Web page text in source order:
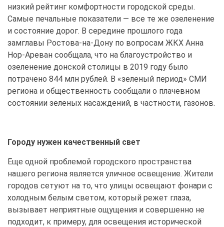
низкий рейтинг комфортности городской среды.
Самые печальные показатели — все те же озеленение
и состояние дорог. В середине прошлого года
замглавы Ростова-на-Дону по вопросам ЖКХ Анна
Нор-Ареван сообщала, что на благоустройство и
озеленение донской столицы в 2019 году было
потрачено 844 млн рублей. В «зеленый период» СМИ
региона и общественность сообщали о плачевном
состоянии зеленых насаждений, в частности, газонов.
Городу нужен качественный свет
Еще одной проблемой городского пространства
нашего региона является уличное освещение. Жители
городов сетуют на то, что улицы освещают фонари с
холодным белым светом, который режет глаза,
вызывает неприятные ощущения и совершенно не
подходит, к примеру, для освещения исторической